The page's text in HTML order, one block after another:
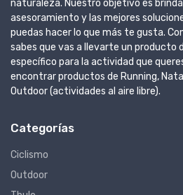
naturaleza. Nuestro objetivo es
asesoramiento y las mejores
puedas hacer lo que más te gusta.
sabes que vas a llevarte un producto
específico para la actividad que
encontrar productos de Running,
Outdoor (actividades al aire libre).
Categorías
Ciclismo
Outdoor